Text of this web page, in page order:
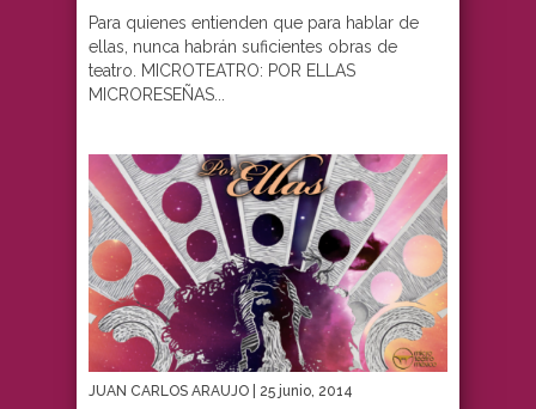
Para quienes entienden que para hablar de
ellas, nunca habrán suficientes obras de
teatro. MICROTEATRO: POR ELLAS
MICRORESEÑAS...
JUAN CARLOS ARAUJO | 25 junio, 2014